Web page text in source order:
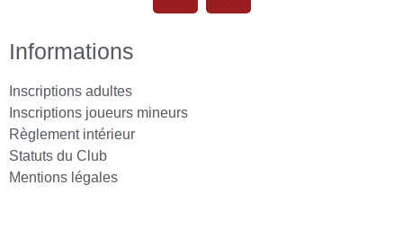
Informations
Inscriptions adultes
Inscriptions joueurs mineurs
Règlement intérieur
Statuts du Club
Mentions légales